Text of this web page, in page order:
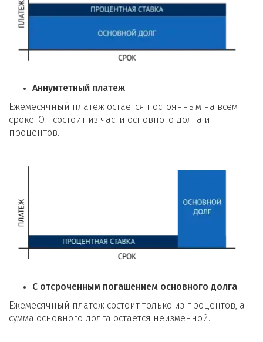
Аннуитетный платеж
Ежемесячный платеж остается постоянным на всем
сроке. Он состоит из части основного долга и
процентов.
С отсроченным погашением основного долга
Ежемесячный платеж состоит только из процентов, а
сумма основного долга остается неизменной.